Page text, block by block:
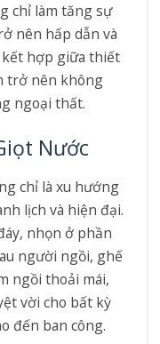
chỉ làm tăng sự
nên hấp dẫn và
hợp giữa thiết
trở nên không
ngoại thất.
Nước
chỉ là xu hướng
lịch và hiện đại.
nhọn ở phần
người ngồi, ghế
ngồi thoải mái,
vời cho bất kỳ
đến ban công.